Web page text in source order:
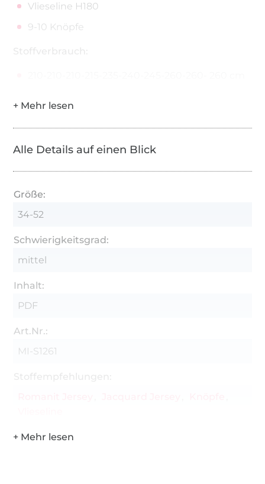
Vlieseline H180
9-10 Knöpfe
Stoffverbrauch:
Alle Details auf einen Blick
Größe:
34-52
Schwierigkeitsgrad:
mittel
Inhalt:
PDF
Art.Nr.:
MI-S1261
Stoffempfehlungen: